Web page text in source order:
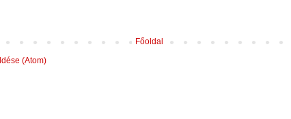
Főoldal
(Atom)